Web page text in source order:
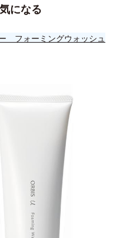
になる
フォーミングウォッシュ